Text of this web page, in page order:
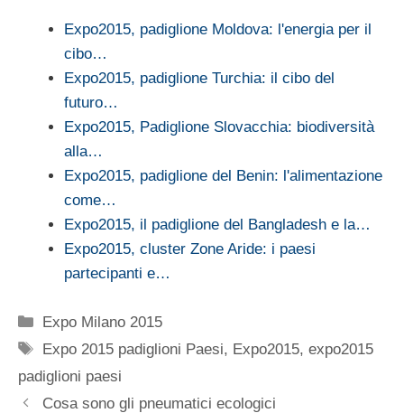
Expo2015, padiglione Moldova: l'energia per il
cibo…
Expo2015, padiglione Turchia: il cibo del
futuro…
Expo2015, Padiglione Slovacchia: biodiversità
alla…
Expo2015, padiglione del Benin: l'alimentazione
come…
Expo2015, il padiglione del Bangladesh e la…
Expo2015, cluster Zone Aride: i paesi
partecipanti e…
Categorie
Expo Milano 2015
Tag
Expo 2015 padiglioni Paesi, Expo2015,expo2015
padiglioni paesi
Cosa sono gli pneumatici ecologici